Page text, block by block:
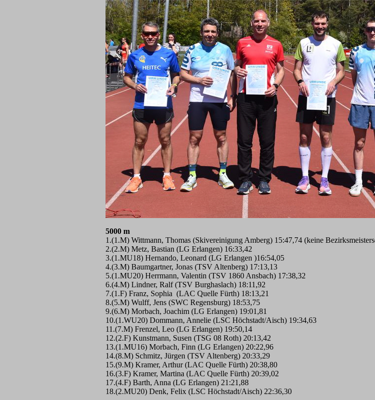
5000 m
1.(1.M) Wittmann, Thomas (Skivereinigung Amberg) 15:47,74 (keine
2.(2.M) Metz, Bastian (LG Erlangen) 16:33,42
3.(1.MU18) Hernando, Leonard (LG Erlangen )16:54,05
4.(3.M) Baumgartner, Jonas (TSV Altenberg) 17:13,13
5.(1.MU20) Herrmann, Valentin (TSV 1860 Ansbach) 17:38,32
6.(4.M) Lindner, Ralf (TSV Burghaslach) 18:11,92
7.(1.F) Franz, Sophia (LAC Quelle Fürth) 18:13,21
8.(5.M) Wulff, Jens (SWC Regensburg) 18:53,75
9.(6.M) Morbach, Joachim (LG Erlangen) 19:01,81
10.(1.WU20) Dommann, Annelie (LSC Höchstadt/Aisch) 19:34,63
11.(7.M) Frenzel, Leo (LG Erlangen) 19:50,14
12.(2.F) Kunstmann, Susen (TSG 08 Roth) 20:13,42
13.(1.MU16) Morbach, Finn (LG Erlangen) 20:22,96
14.(8.M) Schmitz, Jürgen (TSV Altenberg) 20:33,29
15.(9.M) Kramer, Arthur (LAC Quelle Fürth) 20:38,80
16.(3.F) Kramer, Martina (LAC Quelle Fürth) 20:39,02
17.(4.F) Barth, Anna (LG Erlangen) 21:21,88
18.(2.MU20) Denk, Felix (LSC Höchstadt/Aisch) 22:36,30